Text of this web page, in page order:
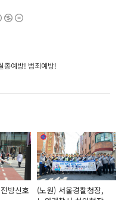
종예방! 범죄예방!
방신호
(노원) 서울경찰청장,